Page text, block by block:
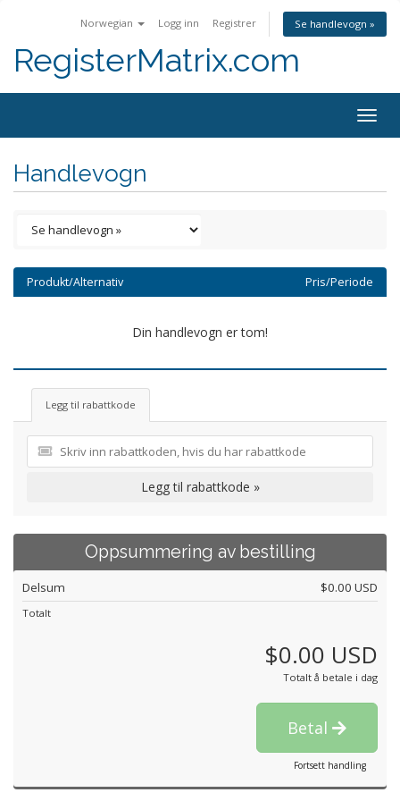
Norwegian Logg inn Registrer Se handlevogn »
RegisterMatrix.com
Handlevogn
Produkt/Alternativ Pris/Periode
Din handlevogn er tom!
Legg til rabattkode
Legg til rabattkode »
Oppsummering av bestilling
Delsum $0.00 USD
Totalt
$0.00 USD
Totalt å betale i dag
Betal
Fortsett handling